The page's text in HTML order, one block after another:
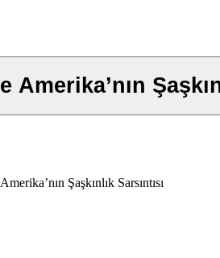
Amerika’nın
Şaşkınlık Sarsıntısı